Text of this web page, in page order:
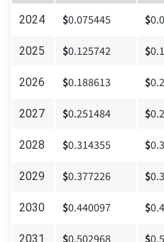
2024 $0.075445 $
2025 $0.125742 $
2026 $0.188613 $
2027 $0.251484 $
2028 $0.314355 $
2029 $0.377226 $
2030 $0.440097 $
2031